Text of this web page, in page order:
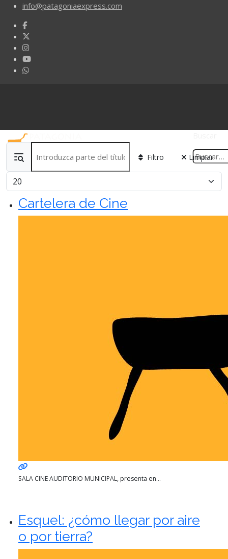
info@patagoniaexpress.com
Filtro Limpiar
Cantidad
Cartelera de Cine
SALA CINE AUDITORIO MUNICIPAL, presenta en...
Esquel: ¿cómo llegar por aire
o por tierra?